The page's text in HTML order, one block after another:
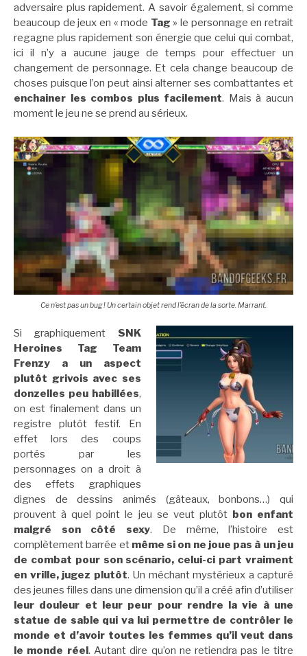
adversaire plus rapidement. A savoir également, si comme
beaucoup de jeux en « mode Tag » le personnage en retrait
regagne plus rapidement son énergie que celui qui combat,
ici il n’y a aucune jauge de temps pour effectuer un
changement de personnage. Et cela change beaucoup de
choses puisque l’on peut ainsi alterner ses combattantes et
enchainer les combos plus facilement. Mais à aucun
moment le jeu ne se prend au sérieux.
Ce n’est pas un bug ! Un certain objet rend l’écran de la sorte. Marrant.
Si graphiquement SNK
Heroines Tag Team
Frenzy a un aspect
plutôt grivois avec ses
donzelles peu habillées,
on est finalement dans un
registre plutôt festif. En
effet lors des coups
portés par les
personnages on a droit à
des effets graphiques
dignes de dessins animés (gâteaux, bonbons…) qui
prouvent à quel point le jeu se veut plutôt bon enfant
malgré son côté sexy. De même, l’histoire est
complètement barrée et même si on ne joue pas à un jeu
de combat pour son scénario, celui-ci part vraiment
en vrille, jugez plutôt. Un méchant mystérieux a capturé
des jeunes filles dans une dimension qu’il a créé afin d’utiliser
leur douleur et leur peur pour rendre la vie à une
statue de sable qui va lui permettre de contrôler le
monde et d’avoir toutes les femmes qu’il veut dans
le monde réel . Autant dire qu’on ne retiendra pas le titre